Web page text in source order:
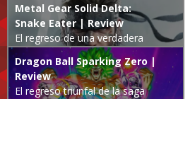
Metal Gear Solid Delta:
Snake Eater | Review
El regreso de una verdadera
leyenda
Dragon Ball Sparking Zero |
Review
El regreso triunfal de la saga